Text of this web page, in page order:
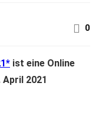
0
ist eine Online
April 2021